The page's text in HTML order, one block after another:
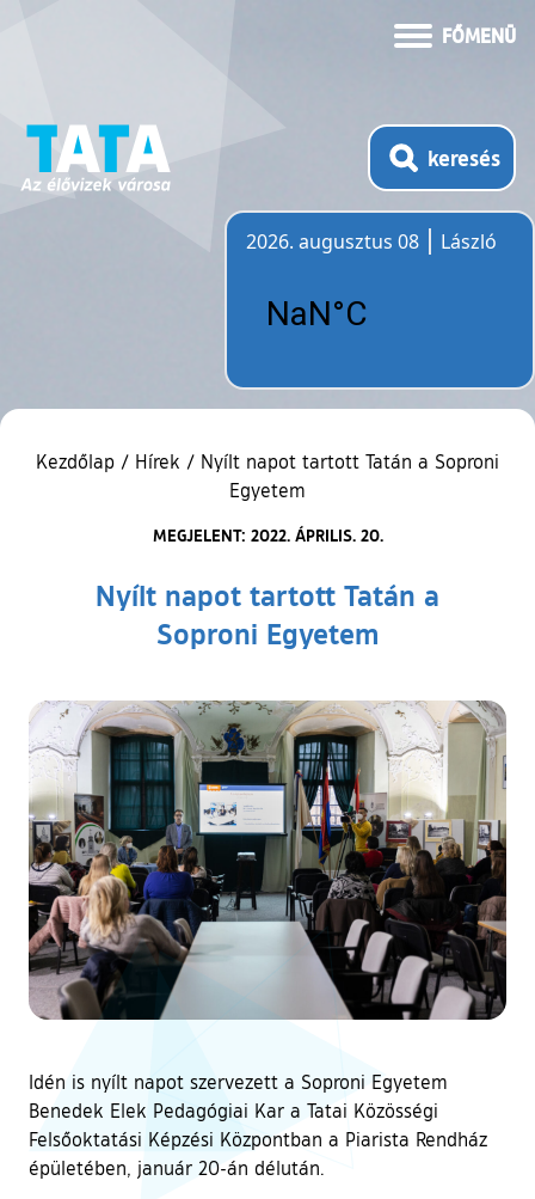
FŐMENÜ
keresés
2026. augusztus 08
László
Kezdőlap / Hírek / Nyílt napot tartott Tatán a Soproni
Egyetem
MEGJELENT: 2022. ÁPRILIS. 20.
Nyílt napot tartott Tatán a
Soproni Egyetem
Idén is nyílt napot szervezett a Soproni Egyetem
Benedek Elek Pedagógiai Kar a Tatai Közösségi
Felsőoktatási Képzési Központban a Piarista Rendház
épületében, január 20-án délután.